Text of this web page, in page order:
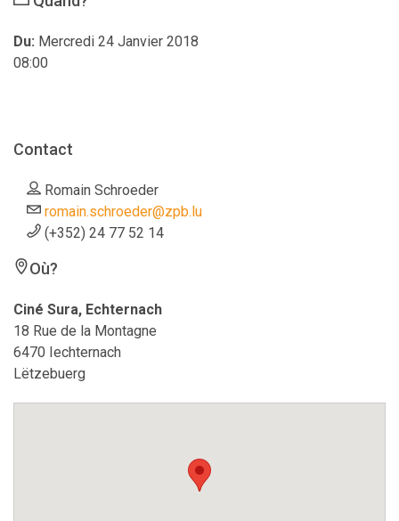
Du: Mercredi 24 Janvier 2018
08:00
Contact
Romain Schroeder
romain.schroeder@zpb.lu
(+352) 24 77 52 14
Où?
Ciné Sura, Echternach
18 Rue de la Montagne
6470 Iechternach
Lëtzebuerg